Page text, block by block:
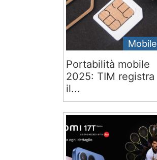
Mobile
Portabilità mobile
2025: TIM registra
il...